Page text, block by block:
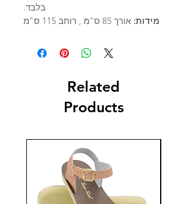
בלבד.
מידות: אורך 85 ס"מ , רוחב 115 ס"מ
Related
Products